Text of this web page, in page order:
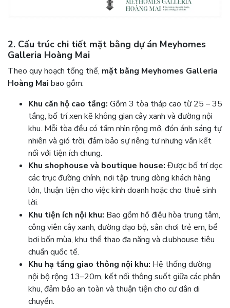
2. Cấu trúc chi tiết mặt bằng dự án Meyhomes
Galleria Hoàng Mai
Theo quy hoạch tổng thể, mặt bằng Meyhomes Galleria
Hoàng Mai bao gồm:
Khu căn hộ cao tầng: Gồm 3 tòa tháp cao từ 25 – 35
tầng, bố trí xen kẽ không gian cây xanh và đường nội
khu. Mỗi tòa đều có tầm nhìn rộng mở, đón ánh sáng tự
nhiên và gió trời, đảm bảo sự riêng tư nhưng vẫn kết
nối với tiện ích chung.
Khu shophouse và boutique house: Được bố trí dọc
các trục đường chính, nơi tập trung dòng khách hàng
lớn, thuận tiện cho việc kinh doanh hoặc cho thuê sinh
lời.
Khu tiện ích nội khu: Bao gồm hồ điều hòa trung tâm,
công viên cây xanh, đường dạo bộ, sân chơi trẻ em, bể
bơi bốn mùa, khu thể thao đa năng và clubhouse tiêu
chuẩn quốc tế.
Khu hạ tầng giao thông nội khu: Hệ thống đường
nội bộ rộng 13–20m, kết nối thông suốt giữa các phân
khu, đảm bảo an toàn và thuận tiện cho cư dân di
chuyển.